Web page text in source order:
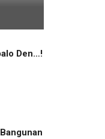
Den…!